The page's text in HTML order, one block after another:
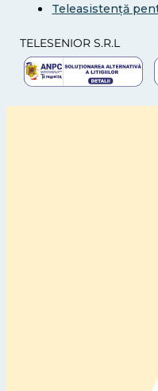
Teleasistență
TELESENIOR S.R.L